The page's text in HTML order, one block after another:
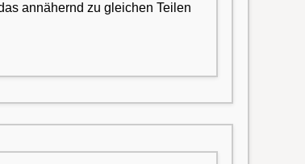
annähernd zu gleichen Teilen